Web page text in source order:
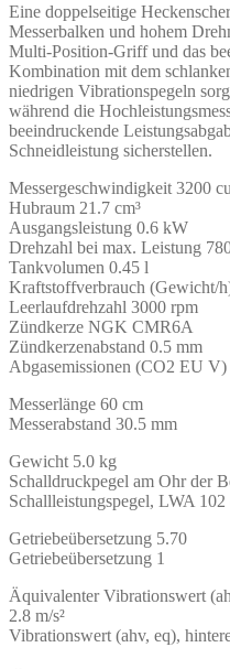
Eine doppelseitige
Messerbalken und hohem
Multi-Position-Griff und das
Kombination mit dem
niedrigen Vibrationspegeln
während die
beeindruckende
Schneidleistung sicherstellen.
Messergeschwindigkeit 3200
Hubraum 21.7 cm³
Ausgangsleistung 0.6 kW
Drehzahl bei max. Leistung
Tankvolumen 0.45 l
Kraftstoffverbrauch (Gewicht/
Leerlaufdrehzahl 3000 rpm
Zündkerze NGK CMR6A
Zündkerzenabstand 0.5 mm
Abgasemissionen (CO2 EU
Messerlänge 60 cm
Messerabstand 30.5 mm
Gewicht 5.0 kg
Schalldruckpegel am Ohr der
Schallleistungspegel, LWA
Getriebeübersetzung 5.70
Getriebeübersetzung 1
Äquivalenter Vibrationswert
2.8 m/s²
Vibrationswert (ahv, eq),